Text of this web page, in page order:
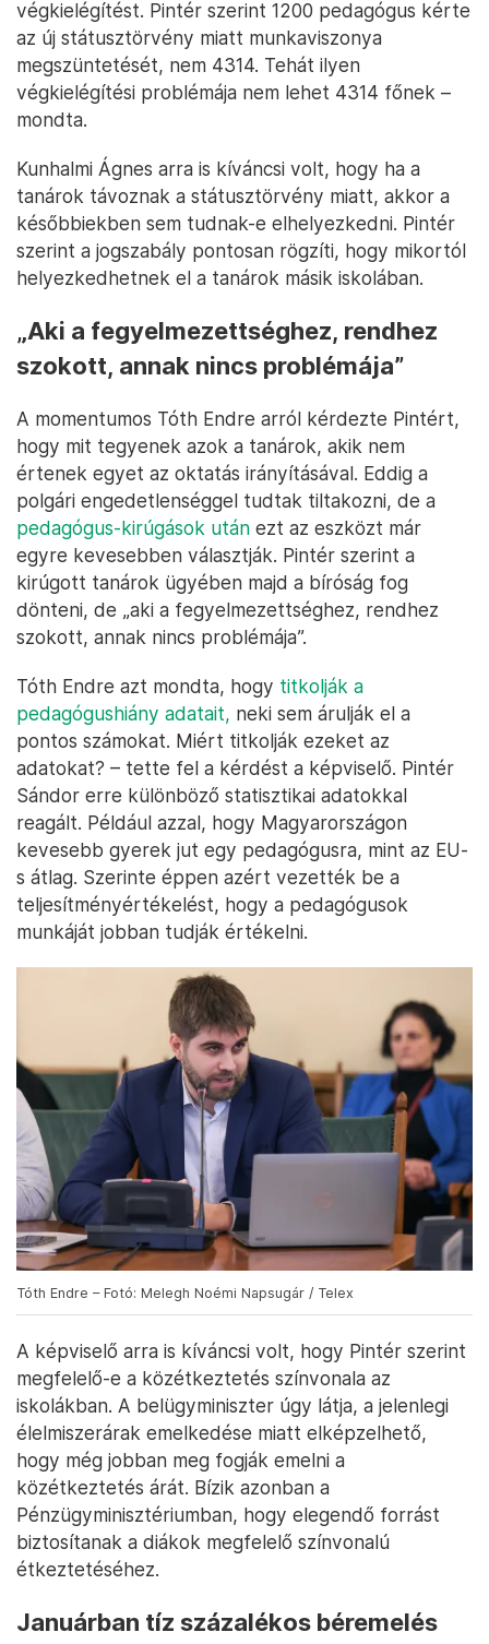
végkielégítést. Pintér szerint 1200 pedagógus kérte
az új státusztörvény miatt munkaviszonya
megszüntetését, nem 4314. Tehát ilyen
végkielégítési problémája nem lehet 4314 főnek –
mondta.
Kunhalmi Ágnes arra is kíváncsi volt, hogy ha a
tanárok távoznak a státusztörvény miatt, akkor a
későbbiekben sem tudnak-e elhelyezkedni. Pintér
szerint a jogszabály pontosan rögzíti, hogy mikortól
helyezkedhetnek el a tanárok másik iskolában.
„Aki a fegyelmezettséghez, rendhez
szokott, annak nincs problémája”
A momentumos Tóth Endre arról kérdezte Pintért,
hogy mit tegyenek azok a tanárok, akik nem
értenek egyet az oktatás irányításával. Eddig a
polgári engedetlenséggel tudtak tiltakozni, de a
pedagógus-kirúgások után ezt az eszközt már
egyre kevesebben választják. Pintér szerint a
kirúgott tanárok ügyében majd a bíróság fog
dönteni, de „aki a fegyelmezettséghez, rendhez
szokott, annak nincs problémája”.
Tóth Endre azt mondta, hogy titkolják a
pedagógushiány adatait, neki sem árulják el a
pontos számokat. Miért titkolják ezeket az
adatokat? – tette fel a kérdést a képviselő. Pintér
Sándor erre különböző statisztikai adatokkal
reagált. Például azzal, hogy Magyarországon
kevesebb gyerek jut egy pedagógusra, mint az EU-
s átlag. Szerinte éppen azért vezették be a
teljesítményértékelést, hogy a pedagógusok
munkáját jobban tudják értékelni.
Tóth Endre – Fotó: Melegh Noémi Napsugár / Telex
A képviselő arra is kíváncsi volt, hogy Pintér szerint
megfelelő-e a közétkeztetés színvonala az
iskolákban. A belügyminiszter úgy látja, a jelenlegi
élelmiszerárak emelkedése miatt elképzelhető,
hogy még jobban meg fogják emelni a
közétkeztetés árát. Bízik azonban a
Pénzügyminisztériumban, hogy elegendő forrást
biztosítanak a diákok megfelelő színvonalú
étkeztetéséhez.
Januárban tíz százalékos béremelés